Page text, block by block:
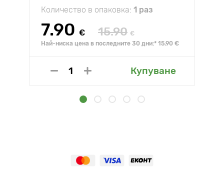
Количество в опаковка: 1 раз
7.90 € 15.90 €
Най-ниска цена в последните 30 дни:* 15.90 €
Купуване